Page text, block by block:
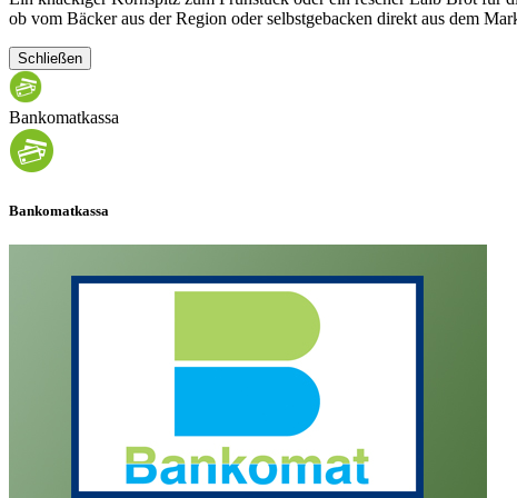
ob vom Bäcker aus der Region oder selbstgebacken direkt aus dem
Schließen
Bankomatkassa
Bankomatkassa